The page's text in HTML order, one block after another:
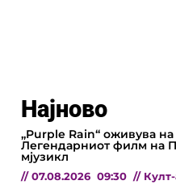
Најново
„Purple Rain“ оживува на
Легендарниот филм на
мјузикл
// 07.08.2026 09:30 //